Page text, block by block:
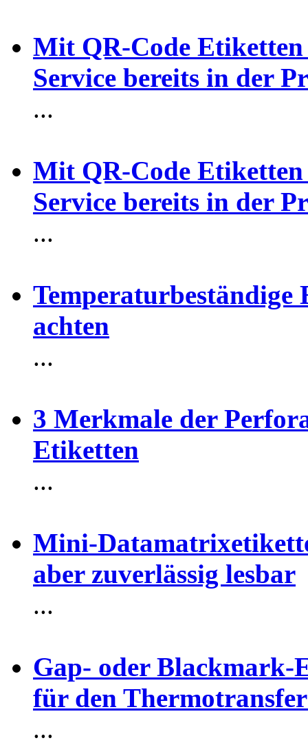
Mit QR-Code
Service bereits in der
...
Mit QR-Code
Service bereits in der
...
Temperaturbeständige
achten
...
3 Merkmale der
Etiketten
...
Mini-
aber zuverlässig lesbar
...
Gap- oder Blackmark-
für den
...